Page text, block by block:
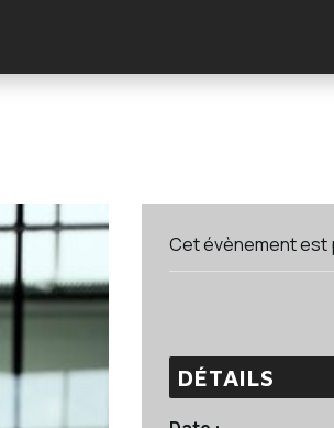
Cet évènement est
DÉTAILS